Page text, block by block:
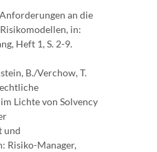
an die
in:
Heft 1, S. 2-9.
B./Verchow, T.
Lichte von Solvency
und
Risiko-Manager,